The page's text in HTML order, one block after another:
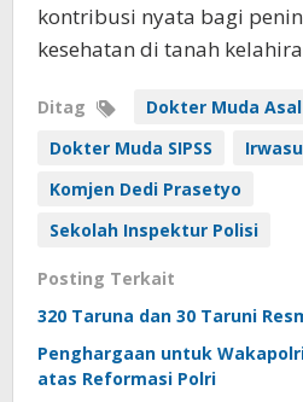
kontribusi nyata bagi
kesehatan di tanah
Ditag
Dokter Muda
Dokter Muda SIPSS
Komjen Dedi Prasetyo
Sekolah Inspektur Polisi
Posting Terkait
320 Taruna dan 30 Taruni
Penghargaan untuk
atas Reformasi Polri